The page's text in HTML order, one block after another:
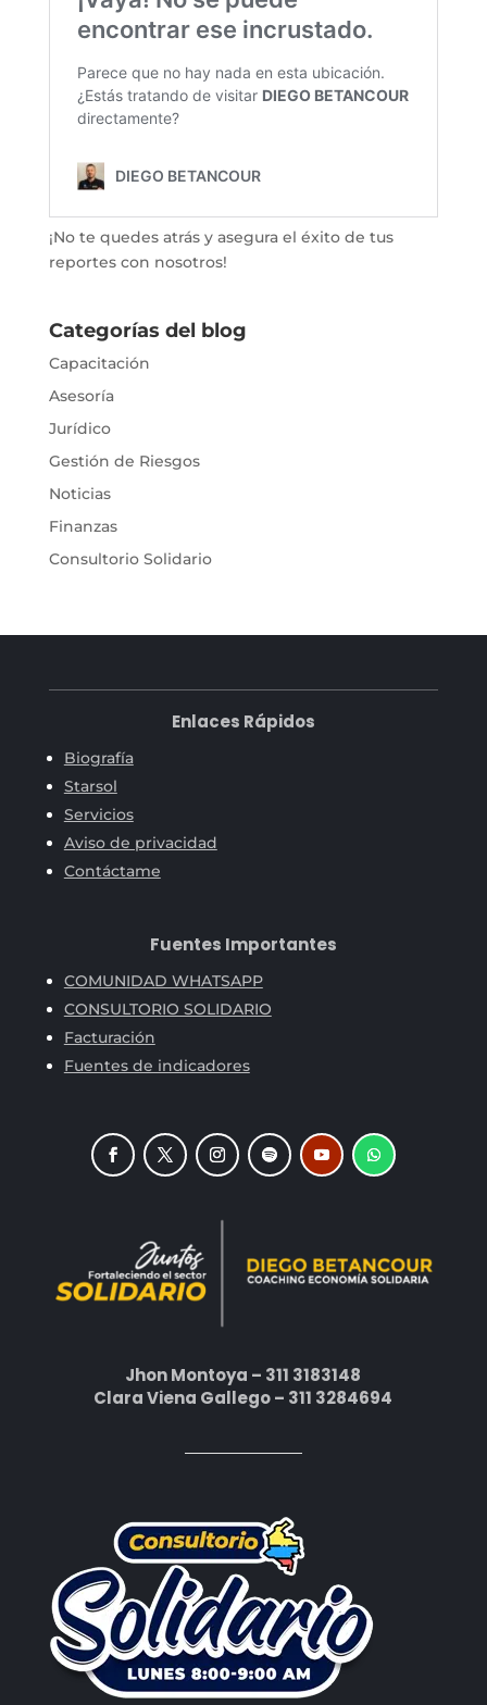
¡No te quedes atrás y asegura el éxito de tus
reportes con nosotros!
Categorías del blog
Capacitación
Asesoría
Jurídico
Gestión de Riesgos
Noticias
Finanzas
Consultorio Solidario
Enlaces Rápidos
Biografía
Starsol
Servicios
Aviso de privacidad
Contáctame
Fuentes Importantes
COMUNIDAD WHATSAPP
CONSULTORIO SOLIDARIO
Facturación
Fuentes de indicadores
Jhon Montoya – 311 3183148
Clara Viena Gallego – 311 3284694